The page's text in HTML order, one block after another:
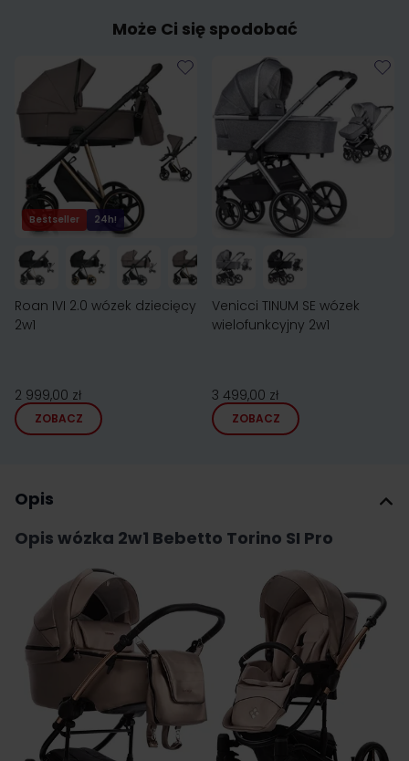
Może Ci się spodobać
Bestseller 24h!
Roan IVI 2.0 wózek dziecięcy
2w1
2 999,00 zł
ZOBACZ
Venicci TINUM SE wózek
wielofunkcyjny 2w1
3 499,00 zł
ZOBACZ
Opis
Opis wózka 2w1 Bebetto Torino SI Pro